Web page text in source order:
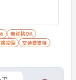
無資格OK
完備
交通費支給